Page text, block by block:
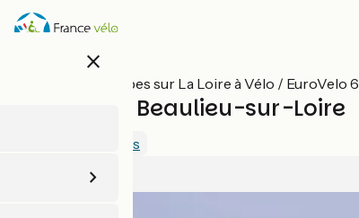
Aller
au
close
Toutes les étapes sur La Loire à Vélo / EuroVelo 6
Sancerre / Beaulieu-sur-Loire
Voir 1 avis